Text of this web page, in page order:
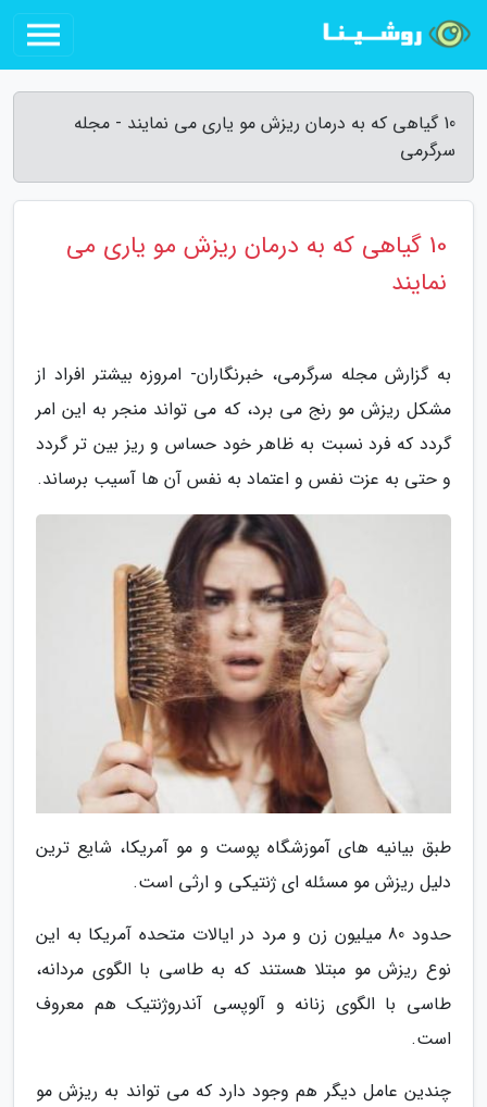
10 گیاهی که به درمان ریزش مو یاری می نمایند - مجله
سرگرمی
10 گیاهی که به درمان ریزش مو یاری می
نمایند
به گزارش مجله سرگرمی، خبرنگاران- امروزه بیشتر افراد از
مشکل ریزش مو رنج می برد، که می تواند منجر به این امر
گردد که فرد نسبت به ظاهر خود حساس و ریز بین تر گردد
و حتی به عزت نفس و اعتماد به نفس آن ها آسیب برساند.
طبق بیانیه های آموزشگاه پوست و مو آمریکا، شایع ترین
دلیل ریزش مو مسئله ای ژنتیکی و ارثی است.
حدود 80 میلیون زن و مرد در ایالات متحده آمریکا به این
نوع ریزش مو مبتلا هستند که به طاسی با الگوی مردانه،
طاسی با الگوی زنانه و آلوپسی آندروژنتیک هم معروف
است.
چندین عامل دیگر هم وجود دارد که می تواند به ریزش مو